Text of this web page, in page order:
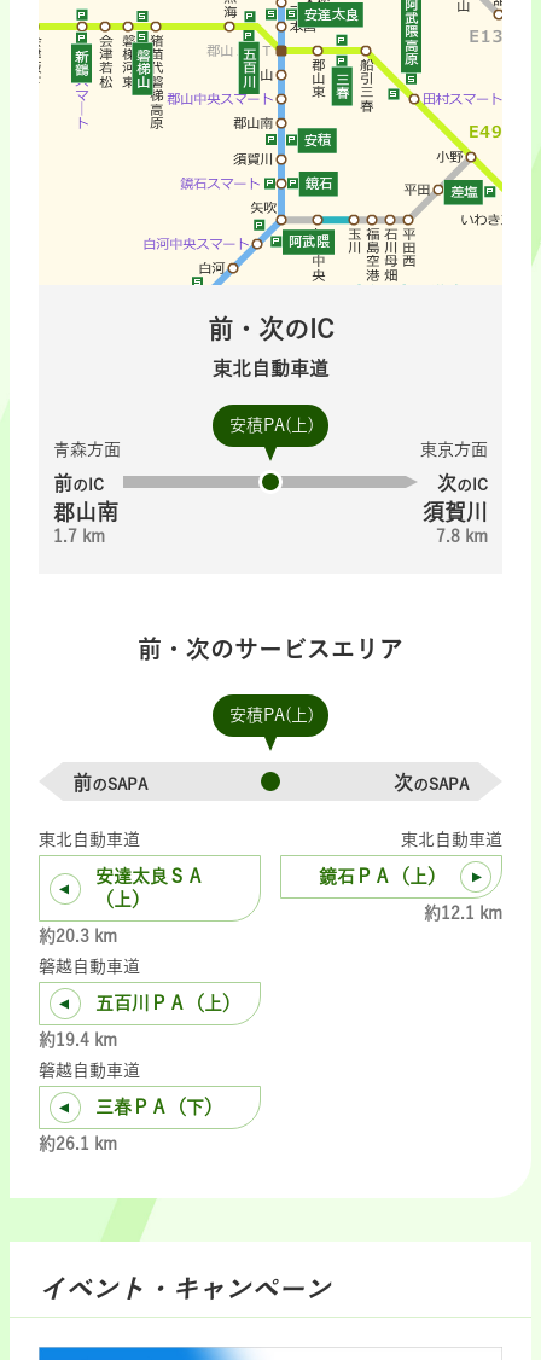
前・次のIC
東北自動車道
安積PA(上)
青森方面
前のIC
郡山南
1.7 km
東京方面
次のIC
須賀川
7.8 km
前・次のサービスエリア
安積PA(上)
前のSAPA 次のSAPA
東北自動車道
安達太良ＳＡ
（上）
約20.3 km
磐越自動車道
五百川ＰＡ（上）
約19.4 km
磐越自動車道
三春ＰＡ（下）
約26.1 km
東北自動車道
鏡石ＰＡ（上）
約12.1 km
イベント・キャンペーン